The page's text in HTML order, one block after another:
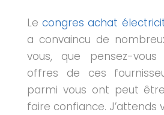
Lecongres achat
a convaincu de
vous, que pensez-vous
offres de ces
parmi vous ont peut
faire confiance. J’attends